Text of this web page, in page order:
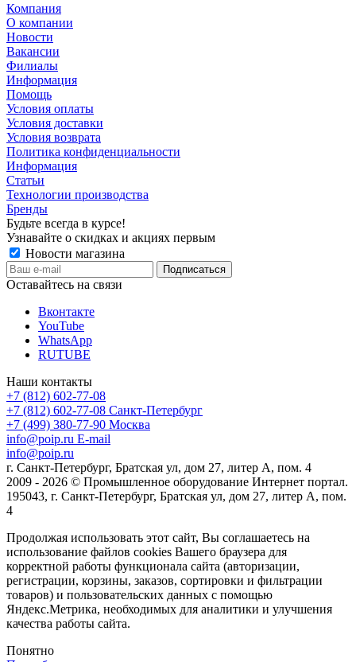
Компания
О компании
Новости
Вакансии
Филиалы
Информация
Помощь
Условия оплаты
Условия доставки
Условия возврата
Политика конфиденциальности
Информация
Статьи
Технологии производства
Бренды
Будьте всегда в курсе!
Узнавайте о скидках и акциях первым
Новости магазина
Оставайтесь на связи
Вконтакте
YouTube
WhatsApp
RUTUBE
Наши контакты
+7 (812) 602-77-08
+7 (812) 602-77-08 Санкт-Петербург
+7 (499) 380-77-90 Москва
info@poip.ru E-mail
info@poip.ru
г. Санкт-Петербург, Братская ул, дом 27, литер А, пом. 4
2009 - 2026 © Промышленное оборудование Интернет портал.
195043, г. Санкт-Петербург, Братская ул, дом 27, литер А, пом.
4
Продолжая использовать этот сайт, Вы соглашаетесь на
использование файлов cookies Вашего браузера для
корректной работы функционала сайта (авторизации,
регистрации, корзины, заказов, сортировки и фильтрации
товаров) и пользовательских данных с помощью
Яндекс.Метрика, необходимых для аналитики и улучшения
качества работы сайта.
Понятно